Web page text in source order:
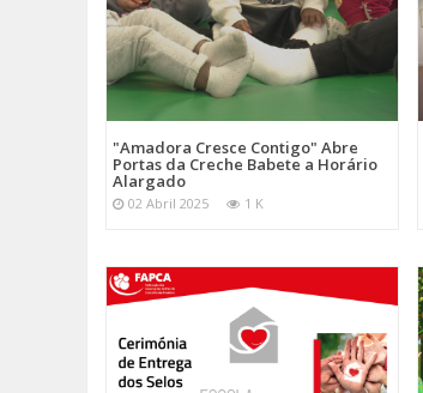
"Amadora Cresce Contigo" Abre
Portas da Creche Babete a Horário
Alargado
02 Abril 2025 1 K